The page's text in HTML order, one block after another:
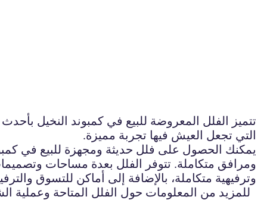
تتميز الفلل المعروضة للبيع في كمبوند النخيل
التي تجعل العيش فيها تجربة مميزة.
يمكنك الحصول على فلل حديثة ومجهزة للبيع في
ومرافق متكاملة. تتوفر الفلل بعدة مساحات
وترفيهية متكاملة، بالإضافة إلى أماكن للتسوق
للمزيد من المعلومات حول الفلل المتاحة وعملية